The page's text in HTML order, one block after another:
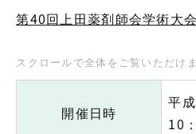
第40回上田薬剤師会学術大会
開催日時
平
10